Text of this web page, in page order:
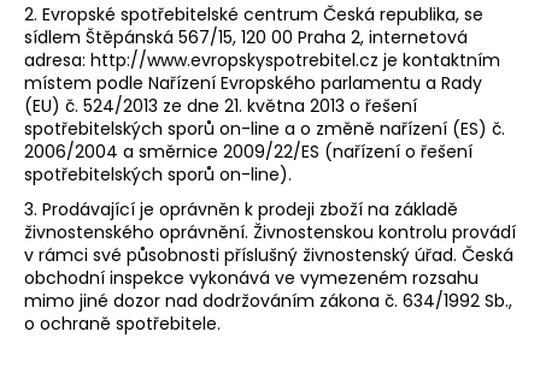
2. Evropské spotřebitelské centrum Česká republika, se
sídlem Štěpánská 567/15, 120 00 Praha 2, internetová
adresa: http://www.evropskyspotrebitel.cz je kontaktním
místem podle Nařízení Evropského parlamentu a Rady
(EU) č. 524/2013 ze dne 21. května 2013 o řešení
spotřebitelských sporů on-line a o změně nařízení (ES) č.
2006/2004 a směrnice 2009/22/ES (nařízení o řešení
spotřebitelských sporů on-line).
3. Prodávající je oprávněn k prodeji zboží na základě
živnostenského oprávnění. Živnostenskou kontrolu provádí
v rámci své působnosti příslušný živnostenský úřad. Česká
obchodní inspekce vykonává ve vymezeném rozsahu
mimo jiné dozor nad dodržováním zákona č. 634/1992 Sb.,
o ochraně spotřebitele.